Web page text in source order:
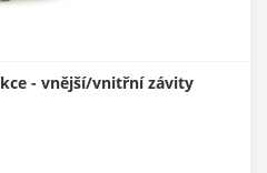
- vnější/vnitřní závity